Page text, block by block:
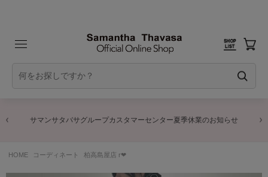
サマンサタバサグループカスタマーセンター夏季休業のお知らせ
HOME コーディネート 柏高島屋店 r❤︎